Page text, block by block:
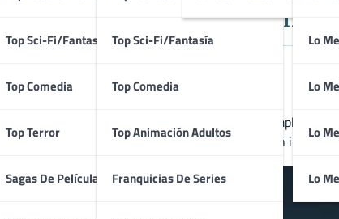
Sonoras
Top Sci-Fi/Fantasía
Top Comedia
Top Terror
Sagas De Películas
Top Sci-Fi/Fantasía
Top Comedia
Top Animación Adultos
Franquicias De Series
Lo
Lo
Lo
Lo
El Mejor Cine
streaming dedicada al cine español. Con un amplio
películas remasterizadas en alta calidad sin